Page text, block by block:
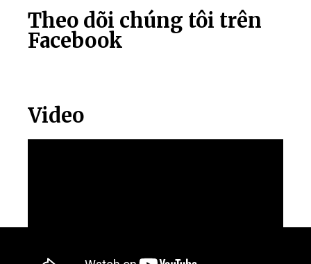
Theo dõi chúng tôi trên
Facebook
Video